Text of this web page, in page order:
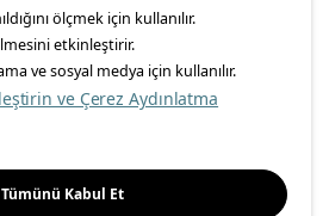
Politikası
size özel hizmet ve
lütfen konumuzu seçin.
ölçmek için kullanılır.
etkinleştirir.
ve sosyal medya için kullanılır.
ve Çerez Aydınlatma
Tümünü Kabul Et